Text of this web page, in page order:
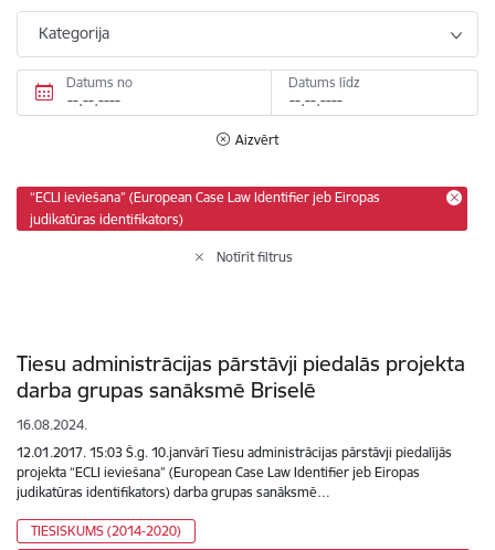
Kategorija
Datums no Datums līdz
Aizvērt
“ECLI ieviešana” (European Case Law Identifier jeb Eiropas
judikatūras identifikators)
Notīrīt filtrus
Tiesu administrācijas pārstāvji piedalās projekta
darba grupas sanāksmē Briselē
16.08.2024.
12.01.2017. 15:03 Š.g. 10.janvārī Tiesu administrācijas pārstāvji piedalījās
projekta “ECLI ieviešana” (European Case Law Identifier jeb Eiropas
judikatūras identifikators) darba grupas sanāksmē…
TIESISKUMS (2014-2020)